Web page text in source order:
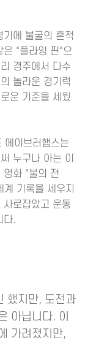
기에 불굴의 흔적
은 "플라잉 핀"으
경주에서 다수
놀라운 경기력
운 기준을 세웠
에이브러햄스는
누구나 아는 이
영화 "불의 전
기록을 세우지
로잡았고 운동
다.
했지만, 도전과
아닙니다. 이
가려졌지만,